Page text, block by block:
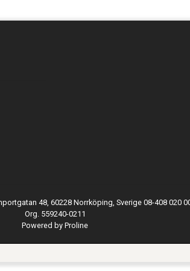
48, 60228 Norrköping, Sverige 08-408 020
Org. 559240-0211
Powered by Proline